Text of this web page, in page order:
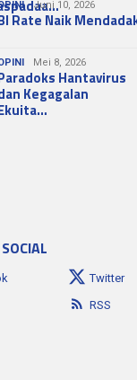
Juni 10, 2026
Rate Naik
Mei 8, 2026
Hantavirus
Kegagalan
Twitter
RSS